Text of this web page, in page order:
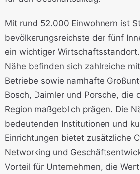
Mit rund 52.000 Einwohnern ist
bevölkerungsreichste der fünf
ein wichtiger
Nähe befinden sich zahlreiche
Betriebe sowie namhafte
Bosch, Daimler und Porsche, die
Region maßgeblich prägen. Die
bedeutenden Institutionen und
Einrichtungen bietet zusätzliche
Networking und
Vorteil für Unternehmen, die